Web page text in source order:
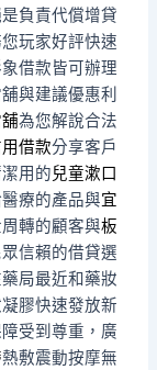
負責代償增貸
玩家好評快速
借款皆可辦理
與建議優惠利
為您解說合法
借款分享客戶
用的兒童漱口
療的產品與宜
轉的顧客與板
信賴的借貸選
局最近和藥妝
膠快速發放新
受到尊重，廣
熱敷震動按摩無